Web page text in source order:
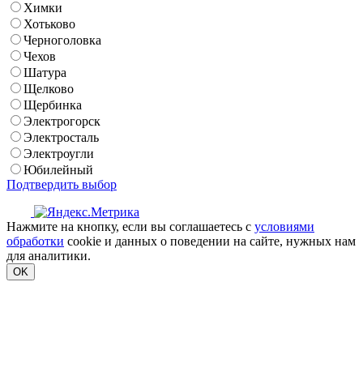
Химки
Хотьково
Черноголовка
Чехов
Шатура
Щелково
Щербинка
Электрогорск
Электросталь
Электроугли
Юбилейный
Подтвердить выбор
Нажмите на кнопку, если вы соглашаетесь с условиями
обработки cookie и данных о поведении на сайте, нужных нам
для аналитики.
OK